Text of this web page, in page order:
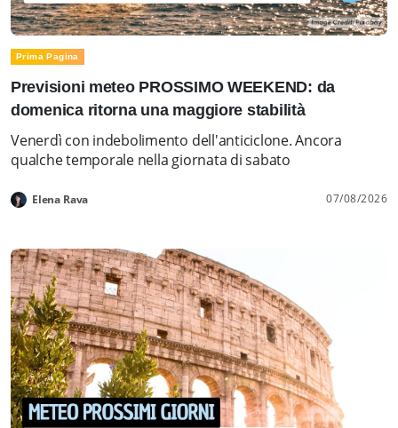
Prima Pagina
Previsioni meteo PROSSIMO WEEKEND: da
domenica ritorna una maggiore stabilità
Venerdì con indebolimento dell'anticiclone. Ancora
qualche temporale nella giornata di sabato
Elena Rava 07/08/2026